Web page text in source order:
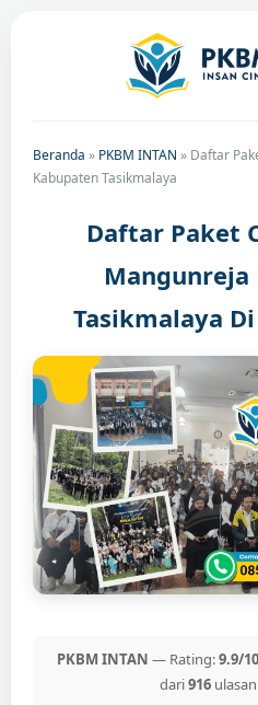
Beranda » PKBM INTAN » Daftar
Kabupaten Tasikmalaya
Daftar Paket
Mangunreja
Tasikmalaya
PKBM INTAN — Rating:9.9/10
dari916